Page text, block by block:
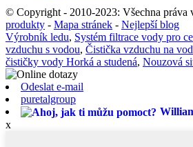
© Copyright - 2010-2023: Všechna práva
produkty - Mapa stránek - Nejlepší blog
Výrobník ledu, Systém filtrace vody pro
vzduchu s vodou, Čistička vzduchu na
čističky vody Horká a studená, Nouzová
Odeslat e-mail
puretalgroup
x